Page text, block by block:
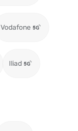
Vodafone
Iliad